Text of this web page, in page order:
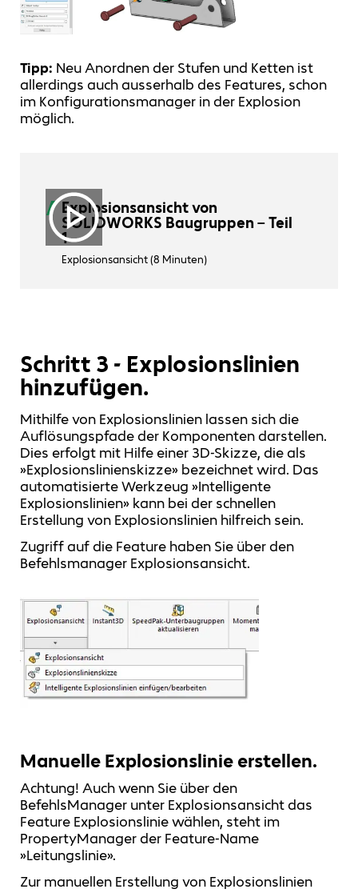
Tipp: Neu Anordnen der Stufen und Ketten ist
allerdings auch ausserhalb des Features, schon
im Konfigurationsmanager in der Explosion
möglich.
Explosionsansicht von
SOLIDWORKS Baugruppen – Teil
1
Explosionsansicht (8 Minuten)
Schritt 3 - Explosionslinien
hinzufügen.
Mithilfe von Explosionslinien lassen sich die
Auflösungspfade der Komponenten darstellen.
Dies erfolgt mit Hilfe einer 3D-Skizze, die als
»Explosionslinienskizze» bezeichnet wird. Das
automatisierte Werkzeug »Intelligente
Explosionslinien» kann bei der schnellen
Erstellung von Explosionslinien hilfreich sein.
Zugriff auf die Feature haben Sie über den
Befehlsmanager Explosionsansicht.
Manuelle Explosionslinie erstellen.
Achtung! Auch wenn Sie über den
BefehlsManager unter Explosionsansicht das
Feature Explosionslinie wählen, steht im
PropertyManager der Feature-Name
»Leitungslinie».
Zur manuellen Erstellung von Explosionslinien